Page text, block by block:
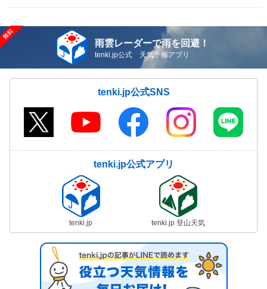
雨雲レーダーで雨を回避！
tenki.jp公式 天気予報アプリ
tenki.jp公式SNS
tenki.jp公式アプリ
tenki.jp tenki.jp 登山天気